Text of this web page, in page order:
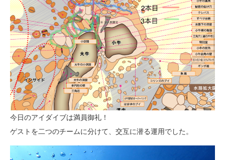
今日のアイダイブは満員御礼！
ゲストを二つのチームに分けて、交互に潜る運用でした。